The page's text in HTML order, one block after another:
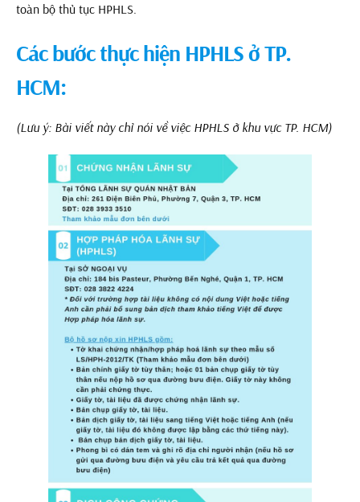
toàn bộ thủ tục HPHLS.
Các bước thực hiện HPHLS ở TP.
HCM:
(Lưu ý: Bài viết này chỉ nói về việc HPHLS ở khu vực TP. HCM)